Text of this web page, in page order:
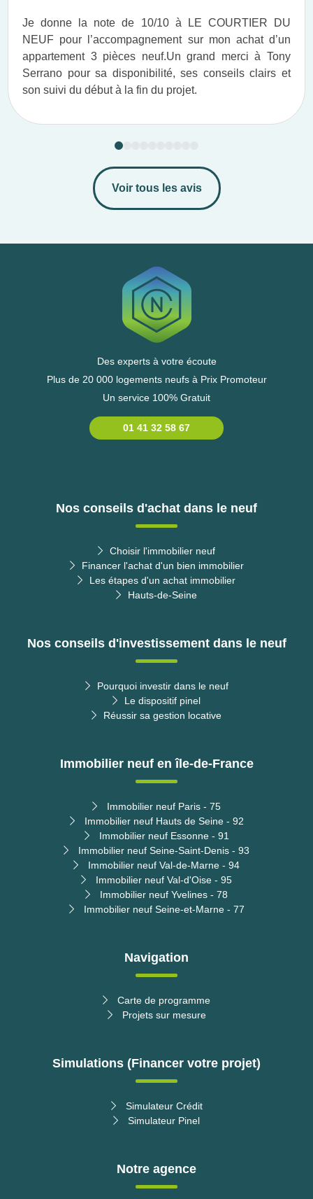
Je donne la note de 10/10 à LE COURTIER DU
NEUF pour l’accompagnement sur mon achat d’un
appartement 3 pièces neuf.​ Un grand merci à Tony
Serrano pour sa disponibilité, ses conseils clairs et
son suivi du début à la fin du projet.​
Voir tous les avis
Des experts à votre écoute
Plus de 20 000 logements neufs à Prix Promoteur
Un service 100% Gratuit
01 41 32 58 67
Nos conseils d'achat dans le neuf
Choisir l'immobilier neuf
Financer l'achat d'un bien immobilier
Les étapes d'un achat immobilier
Hauts-de-Seine
Nos conseils d'investissement dans le neuf
Pourquoi investir dans le neuf
Le dispositif pinel
Réussir sa gestion locative
Immobilier neuf en île-de-France
Immobilier neuf Paris - 75
Immobilier neuf Hauts de Seine - 92
Immobilier neuf Essonne - 91
Immobilier neuf Seine-Saint-Denis - 93
Immobilier neuf Val-de-Marne - 94
Immobilier neuf Val-d'Oise - 95
Immobilier neuf Yvelines - 78
Immobilier neuf Seine-et-Marne - 77
Navigation
Carte de programme
Projets sur mesure
Simulations (Financer votre projet)
Simulateur Crédit
Simulateur Pinel
Notre agence